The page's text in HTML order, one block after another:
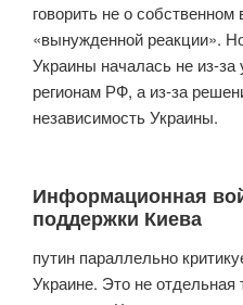
говорить не о собственном
«вынужденной реакции».
Украины началась не из-
регионам РФ, а из-за
независимость Украины.
Информационная
поддержки Киева
путин параллельно
Украине. Это не отдельная